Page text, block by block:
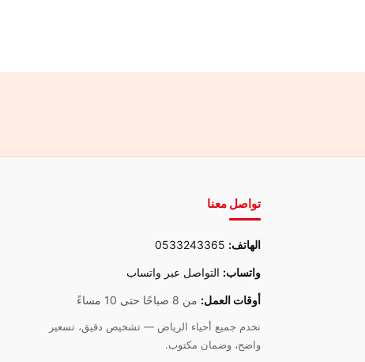
تواصل معنا
الهاتف: 0533243365
واتساب: التواصل عبر واتساب
أوقات العمل: من 8 صباحًا حتى 10 مساءً
نخدم جميع أحياء الرياض — تشخيص دقيق، تسعير
واضح، وضمان مكتوب.